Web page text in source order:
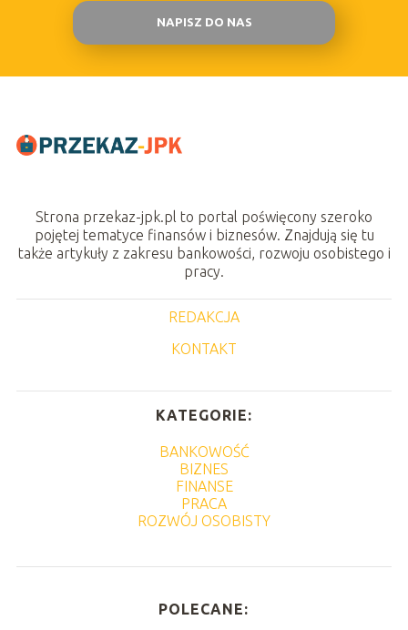
NAPISZ DO NAS
Strona przekaz-jpk.pl to portal poświęcony szeroko
pojętej tematyce finansów i biznesów. Znajdują się tu
także artykuły z zakresu bankowości, rozwoju osobistego i
pracy.
REDAKCJA
KONTAKT
KATEGORIE:
BANKOWOŚĆ
BIZNES
FINANSE
PRACA
ROZWÓJ OSOBISTY
POLECANE: